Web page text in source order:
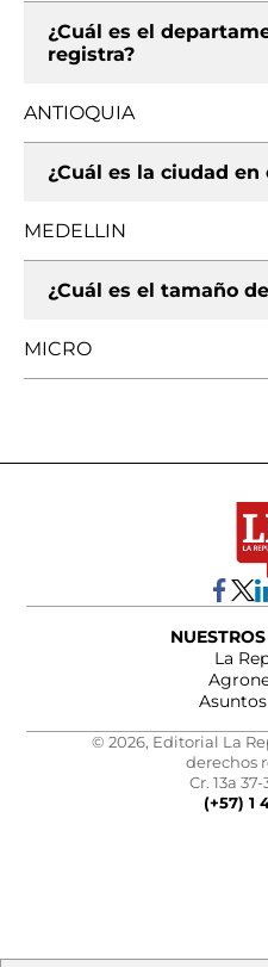
¿Cuál es el
registra?
ANTIOQUIA
¿Cuál es la ciudad
MEDELLIN
¿Cuál es el tamaño
MICRO
La
© 2026, Editorial La
derechos
Cr. 13a
(+57) 1